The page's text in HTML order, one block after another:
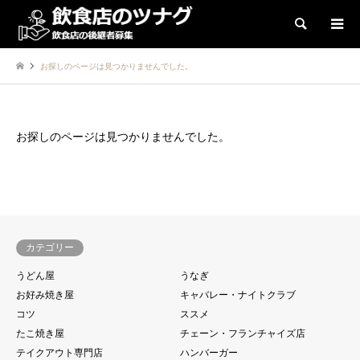
検索
お探しのページは見つかりませんでした。
お探しのページは見つかりませんでした。
カテゴリー
うどん屋
うなぎ
お好み焼き屋
キャバレー・ナイトクラブ
コツ
ススメ
たこ焼き屋
チェーン・フランチャイズ店
テイクアウト専門店
ハンバーガー